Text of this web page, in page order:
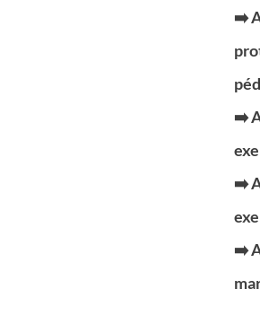
➡️
➡️
➡️
➡️